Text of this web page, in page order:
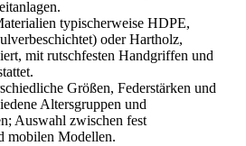
typischerweise HDPE,
oder Hartholz,
mit rutschfesten Handgriffen und
Größen, Federstärken und
Altersgruppen und
Auswahl zwischen fest
mobilen Modellen.